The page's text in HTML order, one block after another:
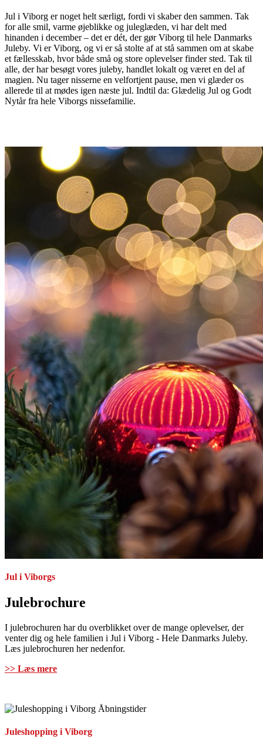
Jul i Viborg er noget helt særligt, fordi vi skaber den sammen. Tak
for alle smil, varme øjeblikke og juleglæden, vi har delt med
hinanden i december – det er dét, der gør Viborg til hele Danmarks
Juleby. Vi er Viborg, og vi er så stolte af at stå sammen om at skabe
et fællesskab, hvor både små og store oplevelser finder sted. Tak til
alle, der har besøgt vores juleby, handlet lokalt og været en del af
magien. Nu tager nisserne en velfortjent pause, men vi glæder os
allerede til at mødes igen næste jul. Indtil da: Glædelig Jul og Godt
Nytår fra hele Viborgs nissefamilie.
Jul i Viborgs
Julebrochure
I julebrochuren har du overblikket over de mange oplevelser, der
venter dig og hele familien i Jul i Viborg - Hele Danmarks Juleby.
Læs julebrochuren her nedenfor.
>> Læs mere
Juleshopping i Viborg